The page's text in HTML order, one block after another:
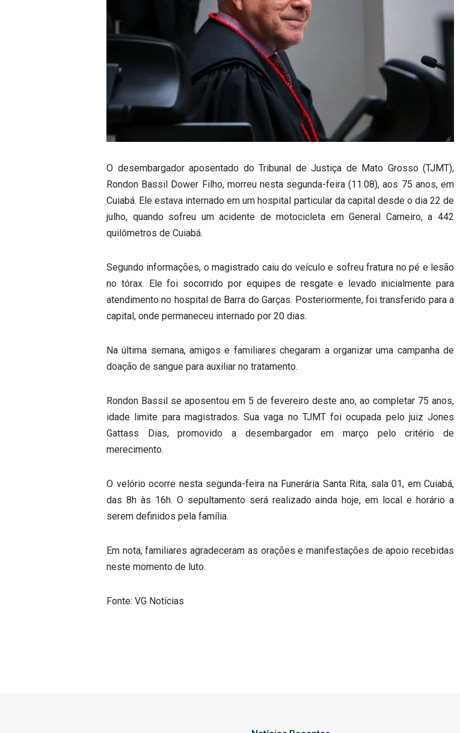
O desembargador aposentado do Tribunal de Justiça de Mato Grosso (TJMT),
Rondon Bassil Dower Filho, morreu nesta segunda-feira (11.08), aos 75 anos, em
Cuiabá. Ele estava internado em um hospital particular da capital desde o dia 22 de
julho, quando sofreu um acidente de motocicleta em General Carneiro, a 442
quilômetros de Cuiabá.
Segundo informações, o magistrado caiu do veículo e sofreu fratura no pé e lesão
no tórax. Ele foi socorrido por equipes de resgate e levado inicialmente para
atendimento no hospital de Barra do Garças. Posteriormente, foi transferido para a
capital, onde permaneceu internado por 20 dias.
Na última semana, amigos e familiares chegaram a organizar uma campanha de
doação de sangue para auxiliar no tratamento.
Rondon Bassil se aposentou em 5 de fevereiro deste ano, ao completar 75 anos,
idade limite para magistrados. Sua vaga no TJMT foi ocupada pelo juiz Jones
Gattass Dias, promovido a desembargador em março pelo critério de
merecimento.
O velório ocorre nesta segunda-feira na Funerária Santa Rita, sala 01, em Cuiabá,
das 8h às 16h. O sepultamento será realizado ainda hoje, em local e horário a
serem definidos pela família.
Em nota, familiares agradeceram as orações e manifestações de apoio recebidas
neste momento de luto.
Fonte: VG Notícias